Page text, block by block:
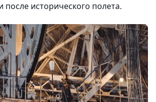
после исторического полета.